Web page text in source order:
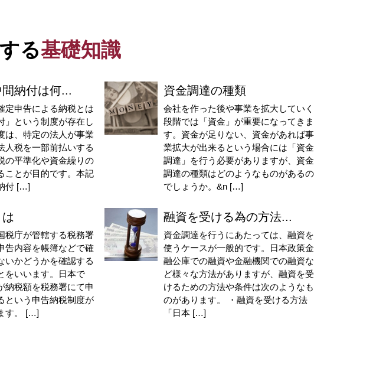
る基礎知識
納付は何...
定申告による納税とは
」という制度が存在し
は、特定の法人が事業
人税を一部前払いする
の平準化や資金繰りの
ことが目的です。本記
付 […]
資金調達の種類
会社を作った後や事業を拡大していく
段階では「資金」が重要になってきま
す。資金が足りない、資金があれば事
業拡大が出来るという場合には「資金
調達」を行う必要がありますが、資金
調達の種類はどのようなものがあるの
でしょうか。&n […]
税庁が管轄する税務署
告内容を帳簿などで確
いかどうかを確認する
をいいます。日本で
納税額を税務署にて申
という申告納税制度が
す。 […]
融資を受ける為の方法...
資金調達を行うにあたっては、融資を
使うケースが一般的です。日本政策金
融公庫での融資や金融機関での融資な
ど様々な方法がありますが、融資を受
けるための方法や条件は次のようなも
のがあります。 ・融資を受ける方法
「日本 […]